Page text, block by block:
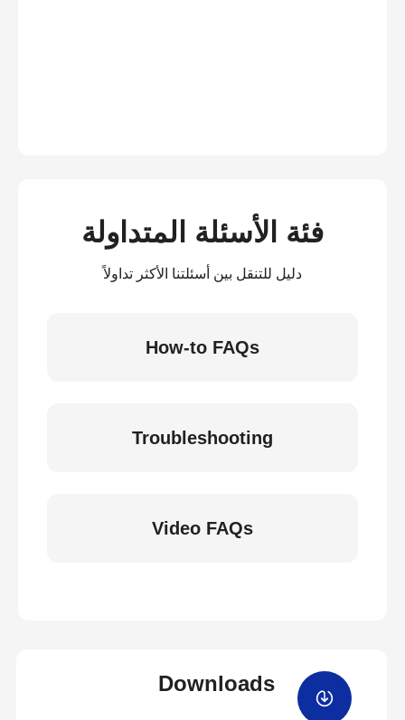
فئة الأسئلة المتداولة
دليل للتنقل بين أسئلتنا الأكثر تداولاً
How-to FAQs
Troubleshooting
Video FAQs
Downloads